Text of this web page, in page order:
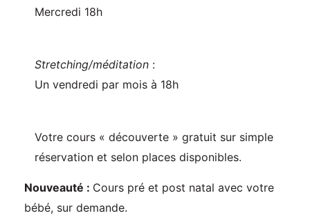
Mercredi 18h
Stretching/méditation :
Un vendredi par mois à 18h
Votre cours « découverte » gratuit sur simple
réservation et selon places disponibles.
Nouveauté : Cours pré et post natal avec votre
bébé, sur demande.